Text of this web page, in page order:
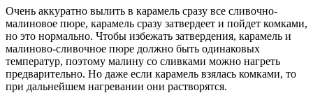
Очень аккуратно вылить в карамель сразу все сливочно-
малиновое пюре, карамель сразу затвердеет и пойдет комками,
но это нормально. Чтобы избежать затвердения, карамель и
малиново-сливочное пюре должно быть одинаковых
температур, поэтому малину со сливками можно нагреть
предварительно. Но даже если карамель взялась комками, то
при дальнейшем нагревании они растворятся.